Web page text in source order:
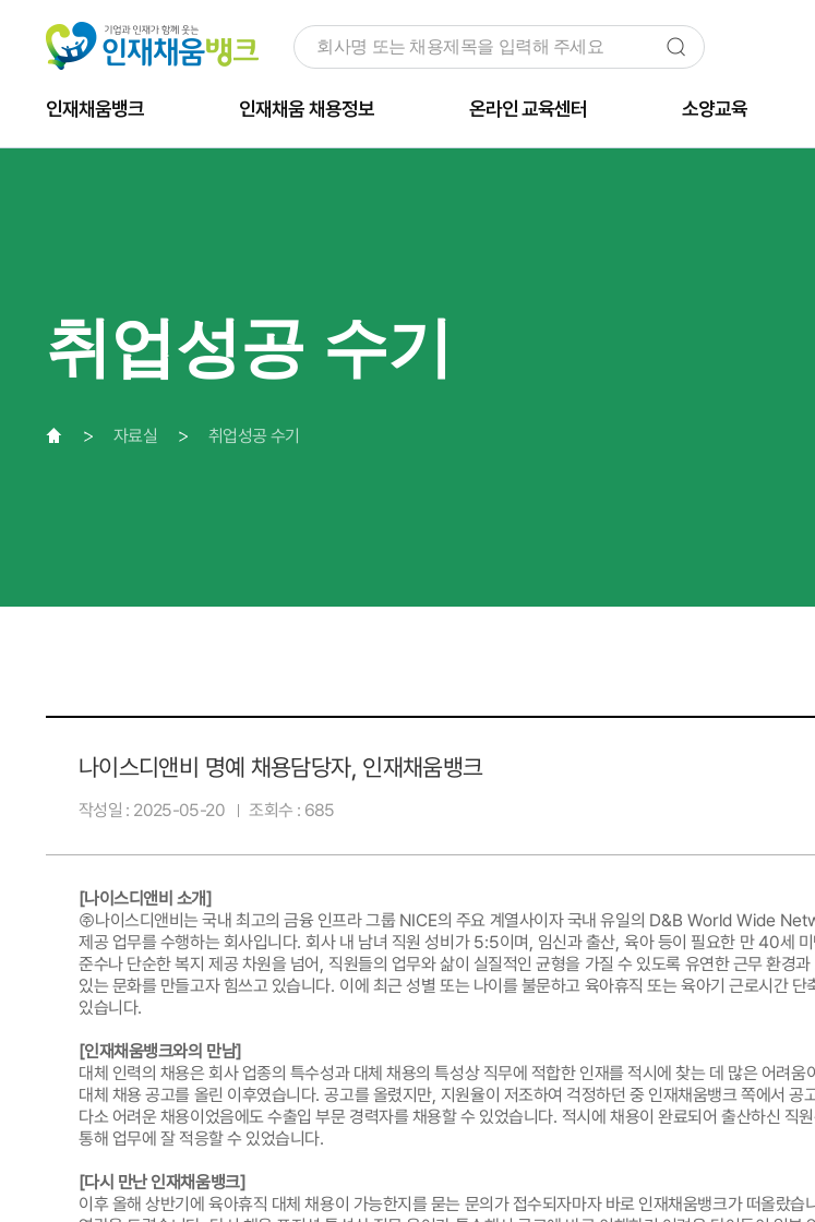
인재채움뱅크 인재채움 채용정보 온라인 교육센터 소양교육
취업성공 수기
자료실 취업성공 수기
나이스디앤비 명예 채용담당자, 인재채움뱅크
작성일 2025-05-20 조회수 685
[나이스디앤비 소개]
㈜나이스디앤비는 국내 최고의 금융 인프라 그룹 NICE의 주요 계열사이자 국내 유일의 D&B World Wide
제공 업무를 수행하는 회사입니다. 회사 내 남녀 직원 성비가 5:5이며, 임신과 출산,육아 등이 필요한 만40세
준수나 단순한 복지 제공 차원을 넘어, 직원들의 업무와 삶이 실질적인 균형을 가질 수 있도록 유연한 근무 환경
있는 문화를 만들고자 힘쓰고 있습니다. 이에 최근 성별 또는 나이를 불문하고 육아휴직 또는 육아기 근로시간
있습니다.
[인재채움뱅크와의 만남]
대체 인력의 채용은 회사 업종의 특수성과 대체 채용의 특성상 직무에 적합한 인재를 적시에 찾는 데 많은 어려움
대체 채용 공고를 올린 이후였습니다.공고를 올렸지만, 지원율이 저조하여 걱정하던 중 인재채움뱅크 쪽에서 공
다소 어려운 채용이었음에도 수출입 부문 경력자를 채용할 수 있었습니다. 적시에 채용이 완료되어 출산하신 직
통해 업무에 잘 적응할 수 있었습니다.
[다시 만난 인재채움뱅크]
이후 올해 상반기에 육아휴직 대체 채용이 가능한지를 묻는 문의가 접수되자마자 바로 인재채움뱅크가 떠올랐습